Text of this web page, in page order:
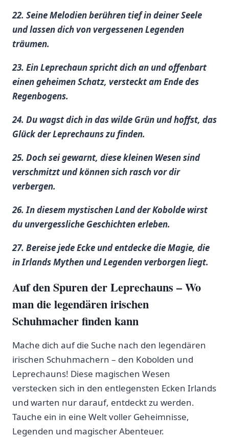
22. Seine Melodien berühren tief ‌in deiner Seele
und lassen dich von vergessenen Legenden
träumen.
23. Ein Leprechaun spricht dich an und offenbart⁢
einen geheimen Schatz, versteckt​ am Ende‌ des
Regenbogens.
24. Du wagst dich in das wilde Grün ‍und hoffst, ⁣das
Glück der Leprechauns zu finden.
25. ‌Doch sei gewarnt, ⁢diese kleinen Wesen sind
verschmitzt und können sich rasch vor dir
verbergen.
26.​ In diesem mystischen Land der ​Kobolde ‍wirst
du unvergessliche Geschichten erleben.
27. Bereise jede Ecke und entdecke die Magie, die
in Irlands Mythen ‍und Legenden verborgen liegt.
Auf‍ den Spuren ​der Leprechauns – ⁢Wo
man die legendären irischen
Schuhmacher finden kann
Mache dich auf die Suche nach den legendären
irischen Schuhmachern – ⁢den Kobolden und
⁣Leprechauns! ​Diese magischen Wesen
verstecken sich in den⁤ entlegensten Ecken‌ Irlands
und warten nur darauf, entdeckt ‍zu werden.
Tauche ein in​ eine Welt voller Geheimnisse,
Legenden und magischer ⁤Abenteuer.